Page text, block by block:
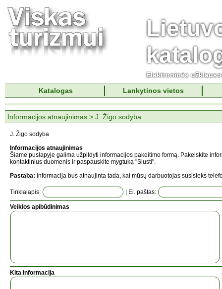
Elektroninės
Katalogas
Lankytinos vietos
Informacijos atnaujinimas > J. Žigo sodyba
J. Žigo sodyba
Informacijos atnaujinimas
Šiame puslapyje galima užpildyti informacijos pakeitimo formą. Pakeiskite
kontaktinius duomenis ir paspauskite mygtuką "Siųsti".
Pastaba: informacija bus atnaujinta tada, kai mūsų darbuotojas susisieks
Tinklalapis: | El. paštas:
Veiklos apibūdinimas
Kita informacija